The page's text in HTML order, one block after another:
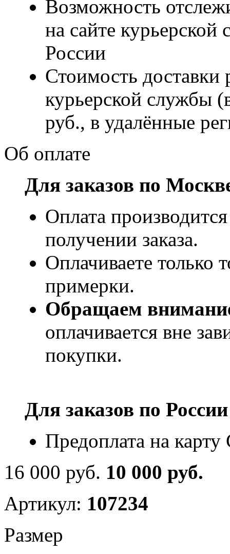
Возможность
на сайте
России
Стоимость доставки
курьерской службы
руб., в удалённые
Об оплате
Для заказов по
Оплата
получении заказа.
Оплачиваете только
примерки.
Обращаем
оплачивается вне
покупки.
Для заказов по
Предоплата на
16 000 руб. 10 000 руб.
Артикул: 107234
Размер